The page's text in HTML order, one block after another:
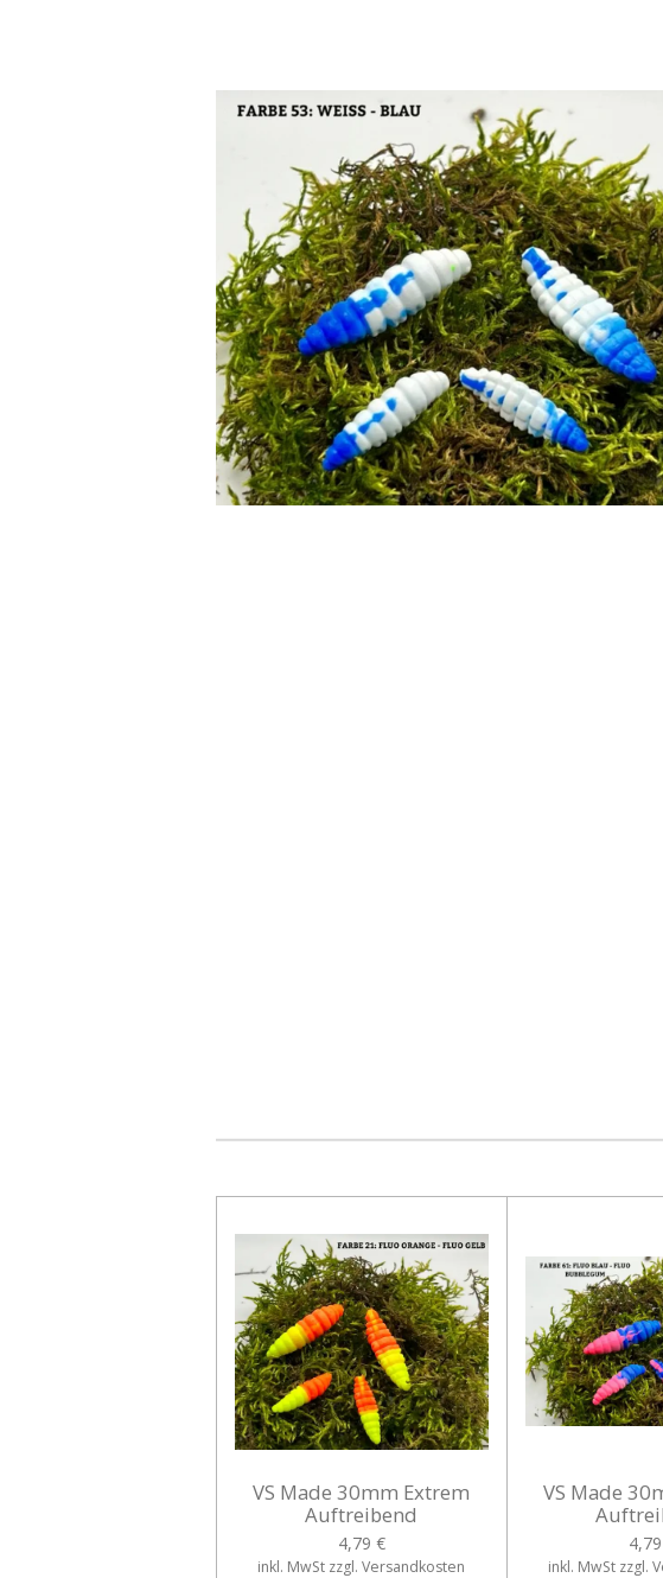
VS Made 30mm Extrem
Auftreibend
4,79 €
inkl. MwSt zzgl. Versandkosten
VS Made
inkl. MwSt zzgl.